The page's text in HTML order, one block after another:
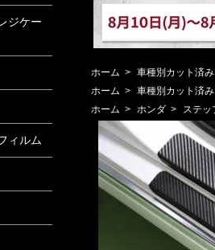
ホーム > 車種別カット済み
ホーム > 車種別カット済み
ホーム > ホンダ > ステッ
ジケー
ィルム